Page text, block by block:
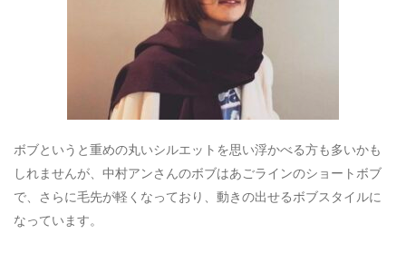
ボブというと重めの丸いシルエットを思い浮かべる方も多いかも
しれませんが、中村アンさんのボブはあごラインのショートボブ
で、さらに毛先が軽くなっており、動きの出せるボブスタイルに
なっています。